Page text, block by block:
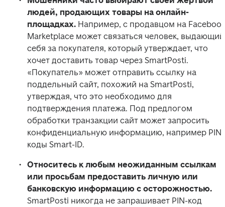
людей, продающих товары на онлайн-
площадках. Например, с продавцом на Facebook
Marketplace может связаться человек, выдающий
себя за покупателя, который утверждает, что
хочет доставить товар через SmartPosti.
«Покупатель» может отправить ссылку на
поддельный сайт, похожий на SmartPosti,
утверждая, что это необходимо для
подтверждения платежа. Под предлогом
обработки транзакции сайт может запросить
конфиденциальную информацию, например PIN-
коды Smart-ID.
Относитесь к любым неожиданным ссылкам
или просьбам предоставить личную или
SmartPosti никогда не запрашивает PIN-код